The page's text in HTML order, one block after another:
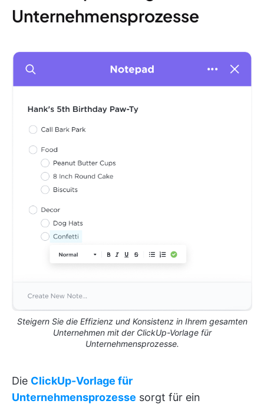
Unternehmensprozesse
Steigern Sie die Effizienz und Konsistenz in Ihrem gesamten
Unternehmen mit der ClickUp-Vorlage für
Unternehmensprozesse.
Die ClickUp-Vorlage für
Unternehmensprozesse sorgt für ein